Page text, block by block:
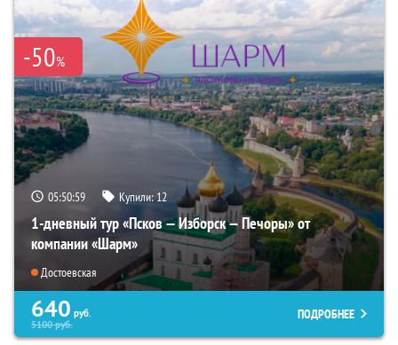
-50%
05:50:58 Купили:12
1-дневный тур «Псков — Изборск — Печоры» от
компании «Шарм»
Достоевская
640 руб.
5100руб.
ПОДРОБНЕЕ